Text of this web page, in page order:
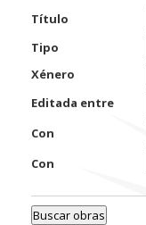
Título
Tipo
Xénero
Editada entre
Con
Con